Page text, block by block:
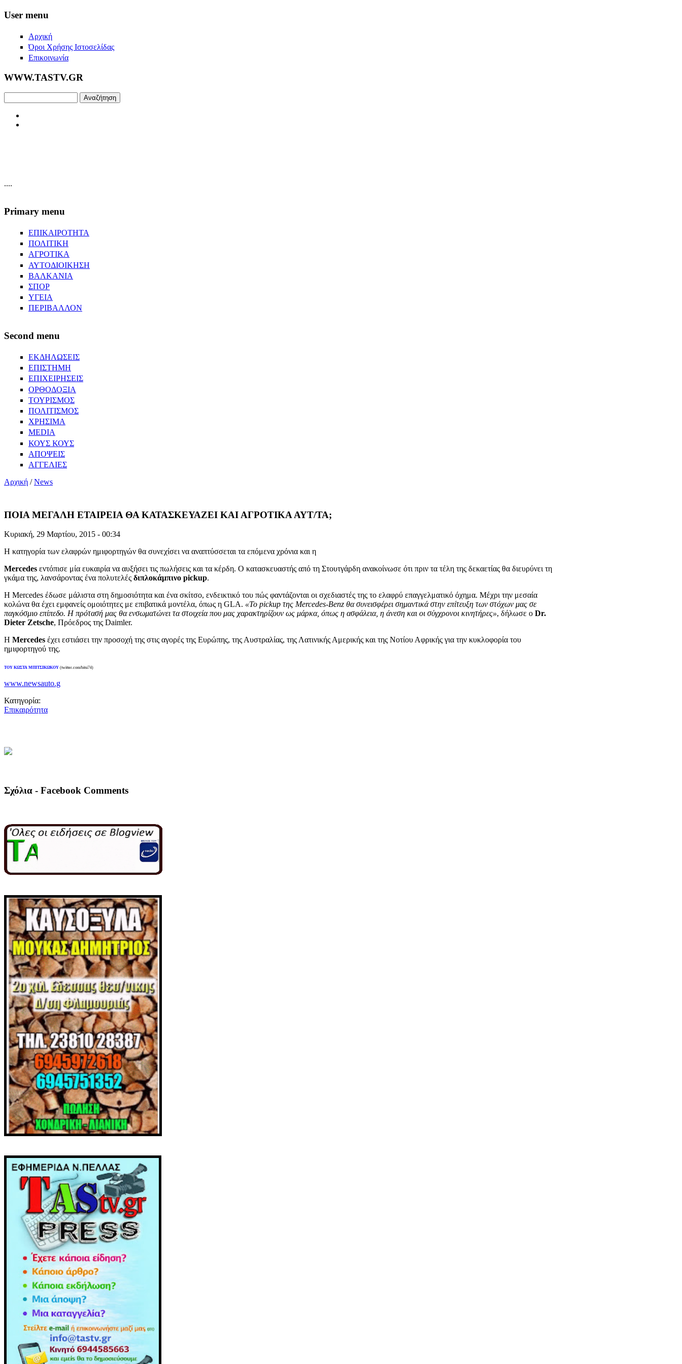
Skip to main content
User menu
Αρχική
Όροι Χρήσης Ιστοσελίδας
Επικοινωνία
WWW.TASTV.GR
....
Primary menu
ΕΠΙΚΑΙΡΟΤΗΤΑ
ΠΟΛΙΤΙΚΗ
ΑΓΡΟΤΙΚΑ
ΑΥΤΟΔΙΟΙΚΗΣΗ
ΒΑΛΚΑΝΙΑ
ΣΠΟΡ
ΥΓΕΙΑ
ΠΕΡΙΒΑΛΛΟΝ
Second menu
ΕΚΔΗΛΩΣΕΙΣ
ΕΠΙΣΤΗΜΗ
ΕΠΙΧΕΙΡΗΣΕΙΣ
ΟΡΘΟΔΟΞΙΑ
ΤΟΥΡΙΣΜΟΣ
ΠΟΛΙΤΙΣΜΟΣ
ΧΡΗΣΙΜΑ
MEDIA
ΚΟΥΣ ΚΟΥΣ
ΑΠΟΨΕΙΣ
ΑΓΓΕΛΙΕΣ
Αρχική /News
ΠΟΙΑ ΜΕΓΑΛΗ ΕΤΑΙΡΕΙΑ ΘΑ ΚΑΤΑΣΚΕΥΑΖΕΙ ΚΑΙ ΑΓΡΟΤΙΚΑ ΑΥΤ/ΤΑ;
Κυριακή, 29 Μαρτίου, 2015 - 00:34
Η κατηγορία των ελαφρών ημιφορτηγών θα συνεχίσει να αναπτύσσεται τα επόμενα χρόνια και η
Mercedes εντόπισε μία ευκαιρία να αυξήσει τις πωλήσεις και τα κέρδη. Ο κατασκευαστής από τη Στουτγάρδη ανακοίνωσε ότι πριν τα τέλη της δεκαετίας θα διευρύνει τη
γκάμα της, λανσάροντας ένα πολυτελές διπλοκάμπινο pickup.
Η Mercedes έδωσε μάλιστα στη δημοσιότητα και ένα σκίτσο, ενδεικτικό του πώς φαντάζονται οι σχεδιαστές της το ελαφρύ επαγγελματικό όχημα. Μέχρι την μεσαία
κολώνα θα έχει εμφανείς ομοιότητες με επιβατικά μοντέλα, όπως η GLA. «Το pickup της Mercedes-Benz θα συνεισφέρει σημαντικά στην επίτευξη των στόχων μας σε
παγκόσμιο επίπεδο. Η πρότασή μας θα ενσωματώνει τα στοιχεία που μας χαρακτηρίζουν ως μάρκα, όπως η ασφάλεια, η άνεση και οι σύγχρονοι κινητήρες», δήλωσε ο Dr.
Dieter Zetsche, Πρόεδρος της Daimler.
Η Mercedes έχει εστιάσει την προσοχή της στις αγορές της Ευρώπης, της Αυστραλίας, της Λατινικής Αμερικής και της Νοτίου Αφρικής για την κυκλοφορία του
ημιφορτηγού της.
ΤΟΥ ΚΩΣΤΑ ΜΠΙΤΣΙΚΩΚΟΥ (twitter.com/bitsi74)
www.newsauto.g
Κατηγορία:
Επικαιρότητα
Σχόλια - Facebook Comments